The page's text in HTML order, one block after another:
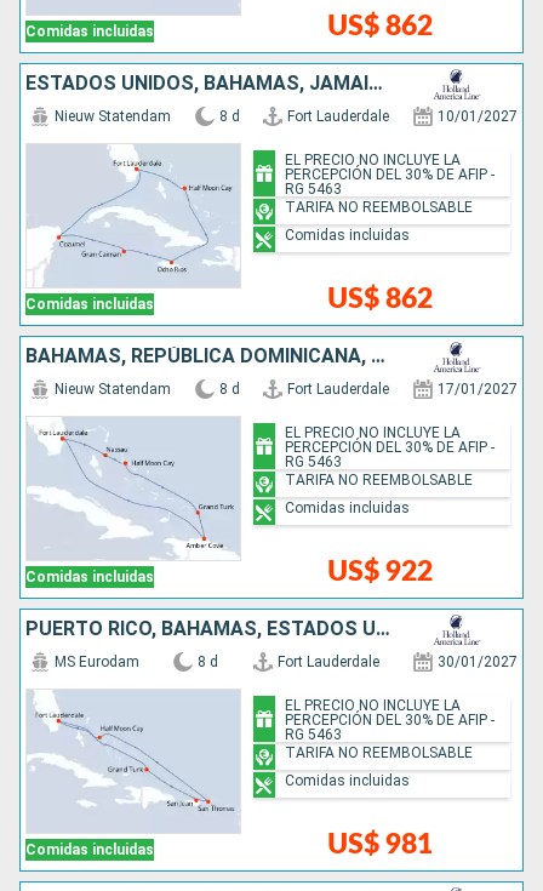
Comidas incluidas US$ 862
ESTADOS UNIDOS, BAHAMAS, JAMAICA, ISLAS CAIMÁN, MÉXICO
Comidas incluidas
Nieuw Statendam 8 d Fort Lauderdale 10/01/2027
US$ 862
EL PRECIO NO INCLUYE LA
PERCEPCIÓN DEL 30% DE AFIP -
RG 5463
TARIFA NO REEMBOLSABLE
Comidas incluidas
BAHAMAS, REPÚBLICA DOMINICANA, ESTADOS UNIDOS
Comidas incluidas
Nieuw Statendam 8 d Fort Lauderdale 17/01/2027
US$ 922
EL PRECIO NO INCLUYE LA
PERCEPCIÓN DEL 30% DE AFIP -
RG 5463
TARIFA NO REEMBOLSABLE
Comidas incluidas
PUERTO RICO, BAHAMAS, ESTADOS UNIDOS
Comidas incluidas
MS Eurodam 8 d Fort Lauderdale 30/01/2027
US$ 981
EL PRECIO NO INCLUYE LA
PERCEPCIÓN DEL 30% DE AFIP -
RG 5463
TARIFA NO REEMBOLSABLE
Comidas incluidas